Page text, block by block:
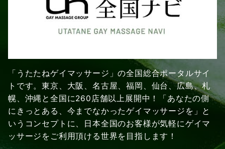
「うたたねゲイマッサージ」の全国総合ポータルサイ
トです。東京、大阪、名古屋、福岡、仙台、広島、札
幌、沖縄と全国に260店舗以上展開中！「あなたの側
にきっとある、今までなかったゲイマッサージを」と
いうコンセプトに、日本全国のお客様が気軽にゲイマ
ッサージをご利用頂ける世界を目指します！